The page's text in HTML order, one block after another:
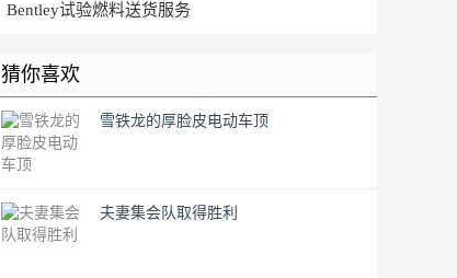
Bentley试验燃料送货服务
猜你喜欢
雪铁龙的厚脸皮电动车顶
夫妻集会队取得胜利